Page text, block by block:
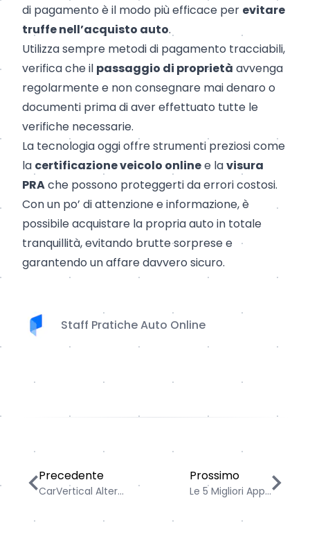
di pagamento è il modo più efficace per evitare
truffe nell’acquisto auto.
Utilizza sempre metodi di pagamento tracciabili,
verifica che il passaggio di proprietà avvenga
regolarmente e non consegnare mai denaro o
documenti prima di aver effettuato tutte le
verifiche necessarie.
La tecnologia oggi offre strumenti preziosi come
la certificazione veicolo onlinee lavisura
PRAche possono proteggerti da errori costosi.
Con un po’ di attenzione e informazione, è
possibile acquistare la propria auto in totale
tranquillità, evitando brutte sorprese e
garantendo un affare davvero sicuro.
Staff Pratiche Auto Online
CarVertical Alternative: verifica la storia di un’auto
Precedente
CarVertical Alter...
Le 5 Migliori App per
Prossimo
Le 5 Migliori App...